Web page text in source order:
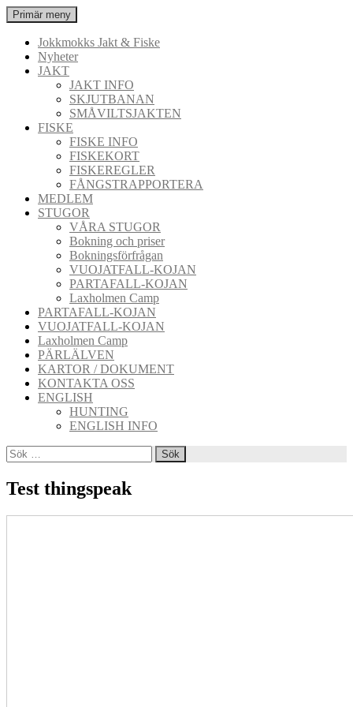
Hoppa
till
innehåll
Jokkmokks Jakt & Fiske
Sök
Primär meny
Jokkmokks Jakt & Fiske
Nyheter
JAKT
JAKT INFO
SKJUTBANAN
SMÅVILTSJAKTEN
FISKE
FISKE INFO
FISKEKORT
FISKEREGLER
FÅNGSTRAPPORTERA
MEDLEM
STUGOR
VÅRA STUGOR
Bokning och priser
Bokningsförfrågan
VUOJATFALL-KOJAN
PARTAFALL-KOJAN
Laxholmen Camp
PARTAFALL-KOJAN
VUOJATFALL-KOJAN
Laxholmen Camp
PÄRLÄLVEN
KARTOR / DOKUMENT
KONTAKTA OSS
ENGLISH
HUNTING
ENGLISH INFO
Sök
efter:
Test thingspeak